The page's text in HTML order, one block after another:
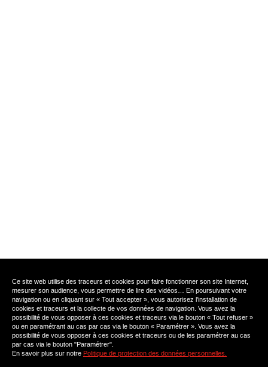
Ce site web utilise des traceurs et cookies pour faire fonctionner son site Internet,
mesurer son audience, vous permettre de lire des vidéos… En poursuivant votre
navigation ou en cliquant sur « Tout accepter », vous autorisez l’installation de
cookies et traceurs et la collecte de vos données de navigation. Vous avez la
possibilité de vous opposer à ces cookies et traceurs via le bouton « Tout refuser »
ou en paramétrant au cas par cas via le bouton « Paramétrer ». Vous avez la
possibilité de vous opposer à ces cookies et traceurs ou de les paramétrer au cas
par cas via le bouton "Paramétrer".
En savoir plus sur notre Politique de protection des données personnelles.